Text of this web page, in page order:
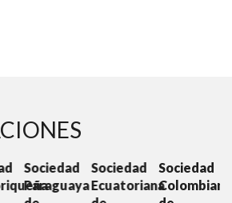
Sociedad
Paraguaya
Sociedad
Ecuatoriana
Sociedad
Colombiana